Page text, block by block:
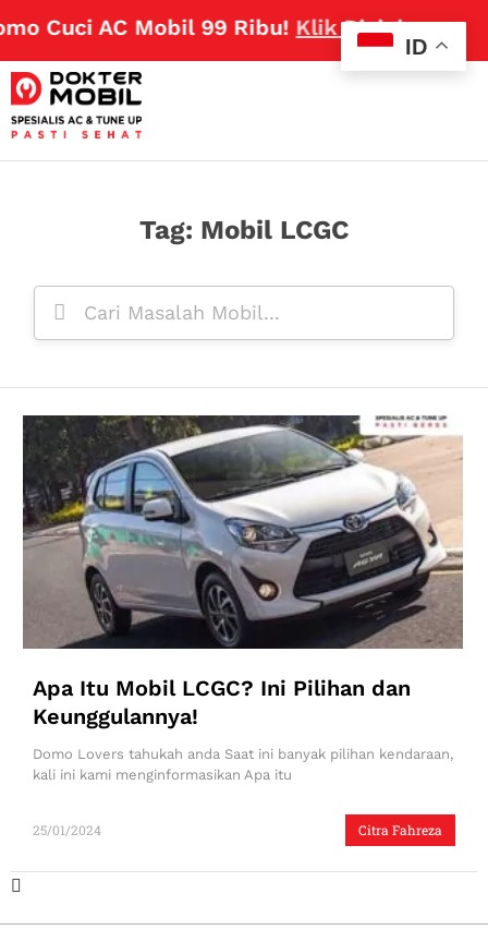
Cuci AC Mobil 99 Ribu!Klik Disini
Tag: Mobil LCGC
Apa Itu Mobil LCGC? Ini Pilihan dan
Keunggulannya!
Citra Fahreza
25/01/2024
Domo Lovers tahukah anda Saat ini banyak pilihan kendaraan,
kali ini kami menginformasikan Apa itu
ID